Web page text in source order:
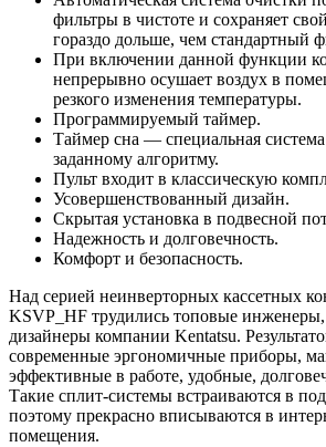
фильтры в чистоте и сохраняет
гораздо дольше, чем стандартный
При включении данной функции
непрерывно осушает воздух в
резкого изменения температуры.
Программируемый таймер.
Таймер сна — специальная
заданному алгоритму.
Пульт входит в классическую
Усовершенствованный дизайн.
Скрытая установка в подвесной
Надежность и долговечность.
Комфорт и безопасность.
Над серией неинверторных кассетных
KSVP_HF трудились топовые
дизайнеры компании Kentatsu.
современные эргономичные приборы,
эффективные в работе, удобные,
Такие сплит-системы встраиваются в
поэтому прекрасно вписываются в
помещения.